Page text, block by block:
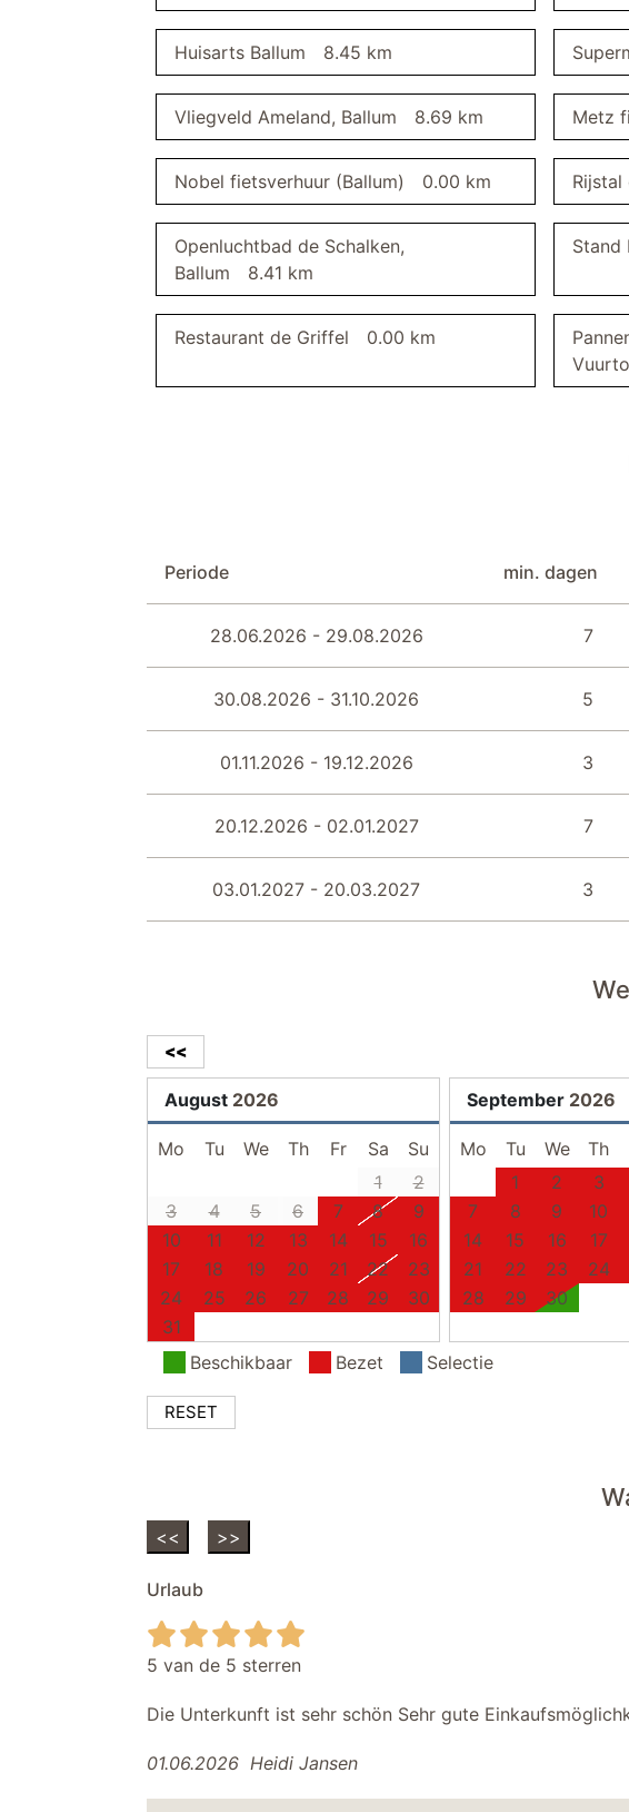
stofzuiger
gang garderobe
balkonmeubilair
Huisarts Ballum 8.45 km
Vliegveld Ameland, Ballum 8.69 km Metz
Nobel fietsverhuur (Ballum) 0.00 km Rijstal
Openluchtbad de Schalken,
Ballum
8.41 km
Stand
Restaurant de Griffel 0.00 km
Periode min. dagen
28.06.2026 - 29.08.2026 7
30.08.2026 - 31.10.2026 5
01.11.2026 - 19.12.2026 3
20.12.2026 - 02.01.2027 7
03.01.2027 - 20.03.2027 3
<<
August 2026
Mo Tu We Th Fr Sa
Su
1
2
3
4 5 6 7 8
9
10
11 12 13 14 15
16
17
18 19 20 21 22
23
24
25 26 27 28 29
30
31
September 2026
Mo Tu We Th
1
2 3
7
8 9 10
14
15 16 17
21
22 23 24
28
29 30
Beschikbaar
Bezet Selectie
RESET
<<
Urlaub
5 van de 5 sterren
Die Unterkunft ist sehr schön Sehr gute
01.06.2026 Heidi Jansen
>>